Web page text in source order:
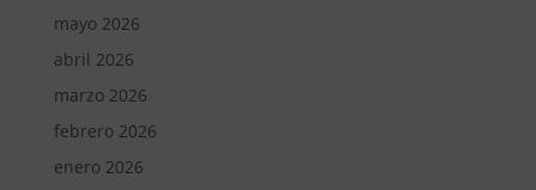
mayo 2026
abril 2026
marzo 2026
febrero 2026
enero 2026